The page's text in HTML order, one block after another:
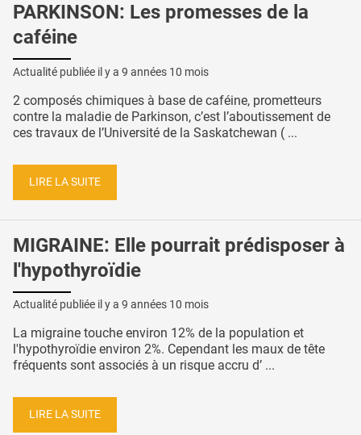
PARKINSON: Les promesses de la
caféine
Actualité publiée il y a 9 années 10 mois
2 composés chimiques à base de caféine, prometteurs
contre la maladie de Parkinson, c’est l’aboutissement de
ces travaux de l’Université de la Saskatchewan ( ...
LIRE LA SUITE
MIGRAINE: Elle pourrait prédisposer à
l'hypothyroïdie
Actualité publiée il y a 9 années 10 mois
La migraine touche environ 12% de la population et
l'hypothyroïdie environ 2%. Cependant les maux de tête
fréquents sont associés à un risque accru d’ ...
LIRE LA SUITE